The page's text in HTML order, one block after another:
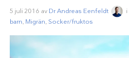
5 juli 2016 av Dr Andreas Eenfeldt i
barn, Migrän, Socker/fruktos